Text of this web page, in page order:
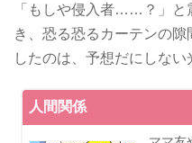
「もしや侵入者……？」と
き、恐る恐るカーテンの
したのは、予想だにしな
人間関係